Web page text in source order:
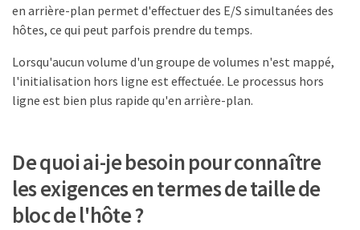
en arrière-plan permet d'effectuer des E/S simultanées des
hôtes, ce qui peut parfois prendre du temps.
Lorsqu'aucun volume d'un groupe de volumes n'est mappé,
l'initialisation hors ligne est effectuée. Le processus hors
ligne est bien plus rapide qu'en arrière-plan.
De quoi ai-je besoin pour connaître
les exigences en termes de taille de
bloc de l'hôte ?